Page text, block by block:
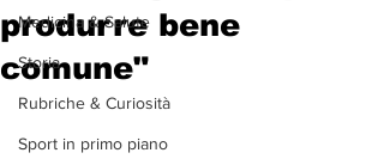
Medicina & Salute
Storia
Rubriche & Curiosità
Sport in primo piano
produrre bene
comune"